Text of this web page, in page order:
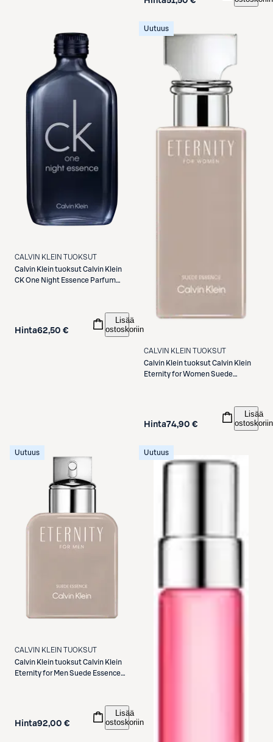
CALVIN KLEIN TUOKSUT
Calvin Klein tuoksutCalvin Klein
CK One Night Essence Parfum
Hinta62,50 €
Lisää
ostoskoriin
Uutuus
CALVIN KLEIN TUOKSUT
Calvin Klein tuoksutCalvin Klein
Eternity for Women Suede
Hinta74,90 €
Lisää
ostoskoriin
Uutuus
CALVIN KLEIN TUOKSUT
Calvin Klein tuoksutCalvin Klein
Eternity for Men Suede Essence
Hinta92,00 €
Lisää
ostoskoriin
Uutuus